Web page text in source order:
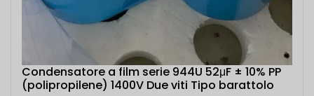
Condensatore a film serie 944U 52μF ± 10% PP
(polipropilene) 1400V Due viti Tipo barattolo